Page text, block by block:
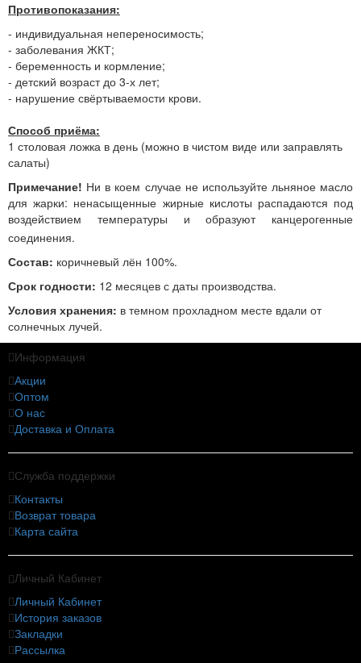
Противопоказания:
- индивидуальная непереносимость;
- заболевания ЖКТ;
- беременность и кормление;
- детский возраст до 3-х лет;
- нарушение свёртываемости крови.
Способ приёма:
1 столовая ложка в день (можно в чистом виде или заправлять
салаты)
Примечание! Ни в коем случае не используйте льняное масло
для жарки: ненасыщенные жирные кислоты распадаются под
воздействием температуры и образуют канцерогенные
соединения.
Состав: коричневый лён 100%.
Срок годности: 12 месяцев с даты производства.
Условия хранения: в темном прохладном месте вдали от
солнечных лучей.
Информация
Акции
Оптом
О нас
Доставка и Оплата
Служба поддержки
Контакты
Возврат товара
Карта сайта
Личный Кабинет
Личный Кабинет
История заказов
Закладки
Рассылка